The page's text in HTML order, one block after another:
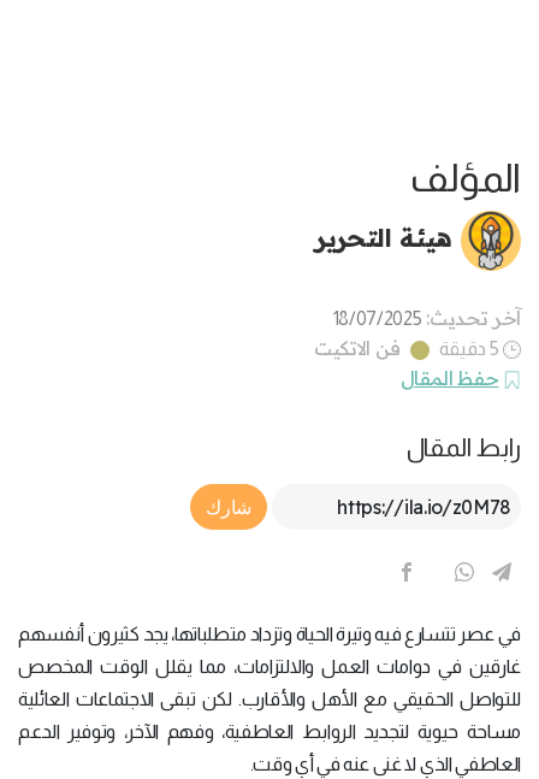
المؤلف
هيئة التحرير
آخر تحديث: 18/07/2025
5 دقيقة
فن الاتكيت
حفظ المقال
رابط المقال
Article Link
شارك
في عصر تتسارع فيه وتيرة الحياة وتزداد متطلباتها، يجد كثيرون أنفسهم
غارقين في دوامات العمل والالتزامات، مما يقلل الوقت المخصص
للتواصل الحقيقي مع الأهل والأقارب. لكن تبقى الاجتماعات العائلية
مساحة حيوية لتجديد الروابط العاطفية، وفهم الآخر، وتوفير الدعم
العاطفي الذي لا غنى عنه في أي وقت.